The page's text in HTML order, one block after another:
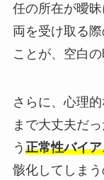
任の所在が曖
両を受け取る
ことが、空白
さらに、心理
まで大丈夫だ
う 正常性バイ
骸化してしま